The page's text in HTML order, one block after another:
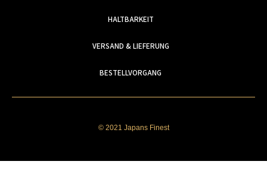
HALTBARKEIT
VERSAND & LIEFERUNG
BESTELLVORGANG
© 2021 Japans Finest